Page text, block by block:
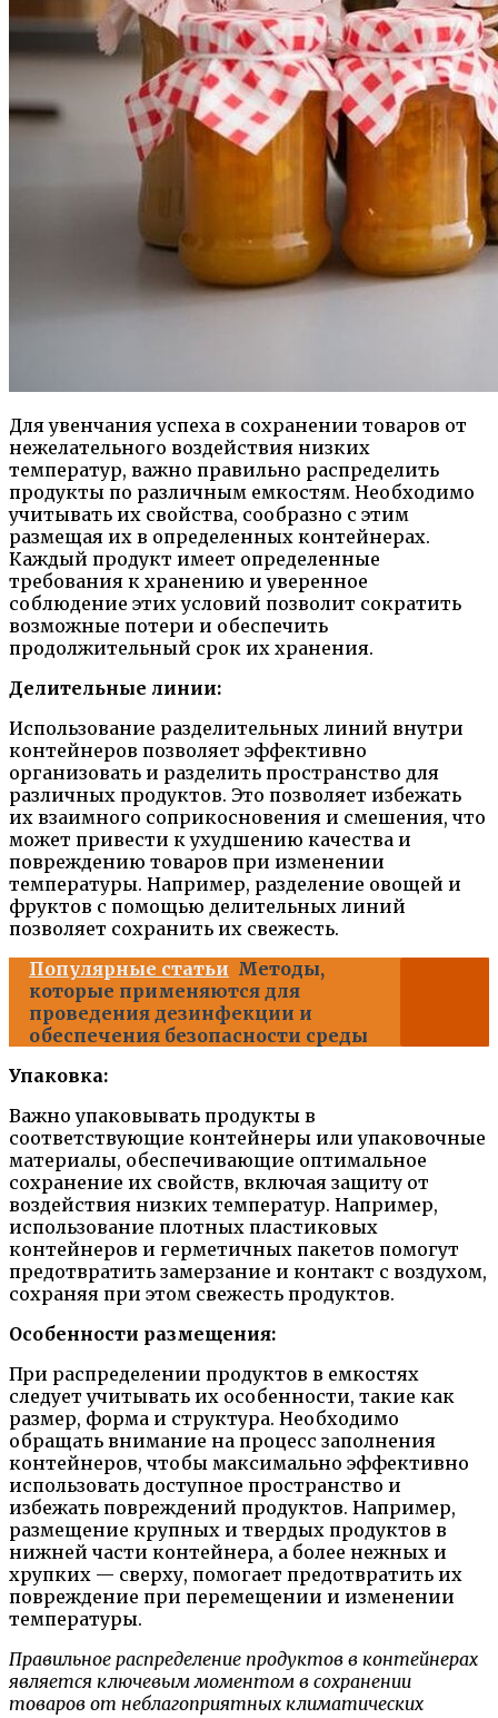
Для увенчания успеха в сохранении товаров от
нежелательного воздействия низких
температур, важно правильно распределить
продукты по различным емкостям. Необходимо
учитывать их свойства, сообразно с этим
размещая их в определенных контейнерах.
Каждый продукт имеет определенные
требования к хранению и уверенное
соблюдение этих условий позволит сократить
возможные потери и обеспечить
продолжительный срок их хранения.
Делительные линии:
Использование разделительных линий внутри
контейнеров позволяет эффективно
организовать и разделить пространство для
различных продуктов. Это позволяет избежать
их взаимного соприкосновения и смешения, что
может привести к ухудшению качества и
повреждению товаров при изменении
температуры. Например, разделение овощей и
фруктов с помощью делительных линий
позволяет сохранить их свежесть.
Популярные статьи Методы,
которые применяются для
проведения дезинфекции и
обеспечения безопасности среды
Упаковка:
Важно упаковывать продукты в
соответствующие контейнеры или упаковочные
материалы, обеспечивающие оптимальное
сохранение их свойств, включая защиту от
воздействия низких температур. Например,
использование плотных пластиковых
контейнеров и герметичных пакетов помогут
предотвратить замерзание и контакт с воздухом,
сохраняя при этом свежесть продуктов.
Особенности размещения:
При распределении продуктов в емкостях
следует учитывать их особенности, такие как
размер, форма и структура. Необходимо
обращать внимание на процесс заполнения
контейнеров, чтобы максимально эффективно
использовать доступное пространство и
избежать повреждений продуктов. Например,
размещение крупных и твердых продуктов в
нижней части контейнера, а более нежных и
хрупких — сверху, помогает предотвратить их
повреждение при перемещении и изменении
температуры.
Правильное распределение продуктов в контейнерах
является ключевым моментом в сохранении
товаров от неблагоприятных климатических